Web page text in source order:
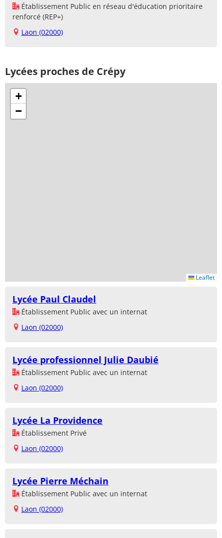
Établissement Public en réseau d'éducation prioritaire
renforcé (REP+)
Laon (02000)
Lycées proches de Crépy
+
−
Leaflet
Lycée Paul Claudel
Établissement Public avec un internat
Laon (02000)
Lycée professionnel Julie Daubié
Établissement Public avec un internat
Laon (02000)
Lycée La Providence
Établissement Privé
Laon (02000)
Lycée Pierre Méchain
Établissement Public avec un internat
Laon (02000)